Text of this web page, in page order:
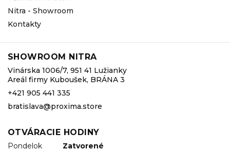
Nitra - Showroom
Kontakty
SHOWROOM NITRA
Vinárska 1006/7, 951 41 Lužianky
Areál firmy Kuboušek, BRÁNA 3
+421 905 441 335
bratislava@proxima.store
OTVÁRACIE HODINY
Pondelok
Zatvorené